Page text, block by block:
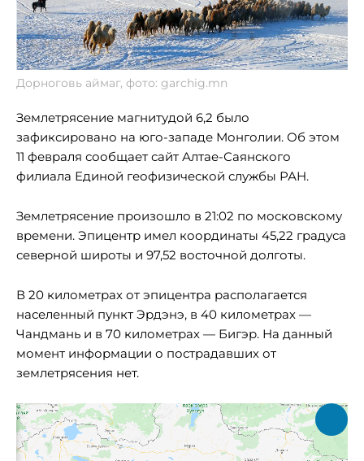
Дорноговь аймаг, фото: garchig.mn
Землетрясение магнитудой 6,2 было
зафиксировано на юго-западе Монголии. Об этом
11 февраля сообщает сайт Алтае-Саянского
филиала Единой геофизической службы РАН.
Землетрясение произошло в 21:02 по московскому
времени. Эпицентр имел координаты 45,22 градуса
северной широты и 97,52 восточной долготы.
В 20 километрах от эпицентра располагается
населенный пункт Эрдэнэ, в 40 километрах —
Чандмань и в 70 километрах — Бигэр. На данный
момент информации о пострадавших от
землетрясения нет.